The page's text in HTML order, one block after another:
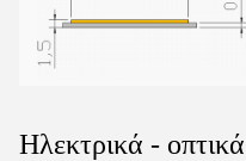
Ηλεκτρικά -